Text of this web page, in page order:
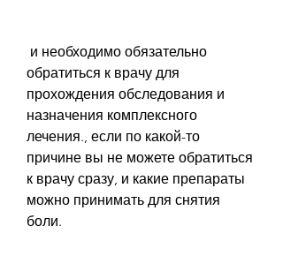
обратиться к врачу для
прохождения обследования и
назначения комплексного
лечения., если по какой-то
причине вы не можете обратиться
к врачу сразу, и какие препараты
можно принимать для снятия
боли.